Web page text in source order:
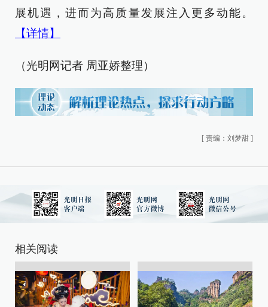
展机遇，进而为高质量发展注入更多动能。
【详情】
（光明网记者 周亚娇整理）
[ 责编：刘梦甜 ]
相关阅读